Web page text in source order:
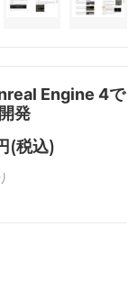
Engine 4で
発
(税込)